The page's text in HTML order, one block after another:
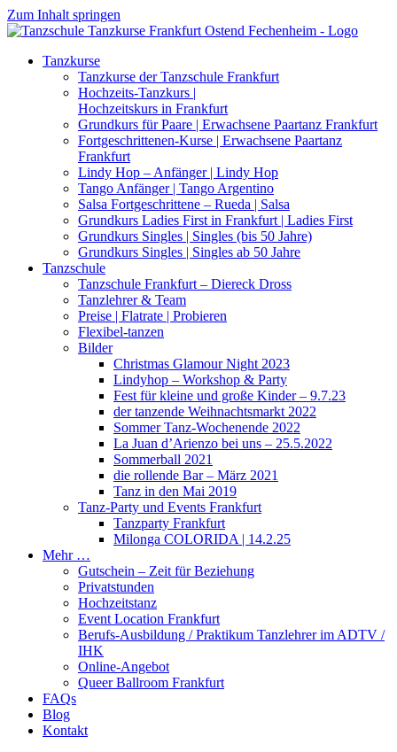
Zum Inhalt springen
Tanzkurse
Tanzkurse der Tanzschule Frankfurt
Hochzeits-Tanzkurs |
Hochzeitskurs in Frankfurt
Grundkurs für Paare | Erwachsene Paartanz Frankfurt
Fortgeschrittenen-Kurse | Erwachsene Paartanz
Frankfurt
Lindy Hop – Anfänger | Lindy Hop
Tango Anfänger | Tango Argentino
Salsa Fortgeschrittene – Rueda | Salsa
Grundkurs Ladies First in Frankfurt | Ladies First
Grundkurs Singles | Singles (bis 50 Jahre)
Grundkurs Singles | Singles ab 50 Jahre
Tanzschule
Tanzschule Frankfurt – Diereck Dross​
Tanzlehrer & Team
Preise | Flatrate | Probieren
Flexibel-tanzen
Bilder
Christmas Glamour Night 2023
Lindyhop – Workshop & Party
Fest für kleine und große Kinder – 9.7.23
der tanzende Weihnachtsmarkt 2022
Sommer Tanz-Wochenende 2022
La Juan d’Arienzo bei uns – 25.5.2022
Sommerball 2021
die rollende Bar – März 2021
Tanz in den Mai 2019
Tanz-Party und Events Frankfurt​
Tanzparty Frankfurt
Milonga COLORIDA | 14.2.25​
Mehr …
Gutschein – Zeit für Beziehung
Privatstunden
Hochzeitstanz
Event Location Frankfurt
Berufs-Ausbildung / Praktikum Tanzlehrer im ADTV /
IHK
Online-Angebot
Queer Ballroom Frankfurt
FAQs
Blog
Kontakt